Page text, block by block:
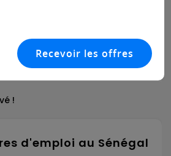
Retrouvez toutes les annonces
ce secteur.
!
d'emploi au Sénégal